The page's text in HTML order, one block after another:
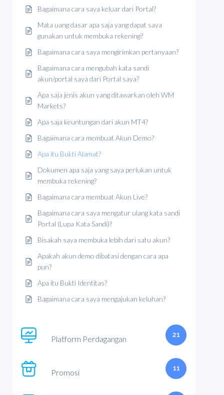
Bagaimana cara saya keluar dari Portal?
Mata uang dasar apa saja yang dapat saya
gunakan untuk membuka rekening?
Bagaimana cara saya mengirimkan pertanyaan?
Bagaimana cara mengubah kata sandi
akun/portal saya dari Portal saya?
Apa saja jenis akun yang ditawarkan oleh WM
Markets?
Apa saja keuntungan dari akun MT4?
Bagaimana cara membuat Akun Demo?
Apa itu Bukti Alamat?
Dokumen apa saja yang saya perlukan untuk
membuka rekening?
Bagaimana cara membuat Akun Live?
Bagaimana cara saya mengatur ulang kata sandi
Portal (Lupa Kata Sandi)?
Bisakah saya membuka lebih dari satu akun?
Apakah akun demo dibatasi dengan cara apa
pun?
Apa itu Bukti Identitas?
Bagaimana cara saya mengajukan keluhan?
Platform Perdagangan 21
Promosi 11